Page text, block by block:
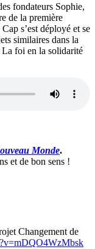
fondateurs Sophie,
de la première
s’est déployé et se
similaires dans la
La foi en la solidarité
Monde.
et de bon sens !
Changement de